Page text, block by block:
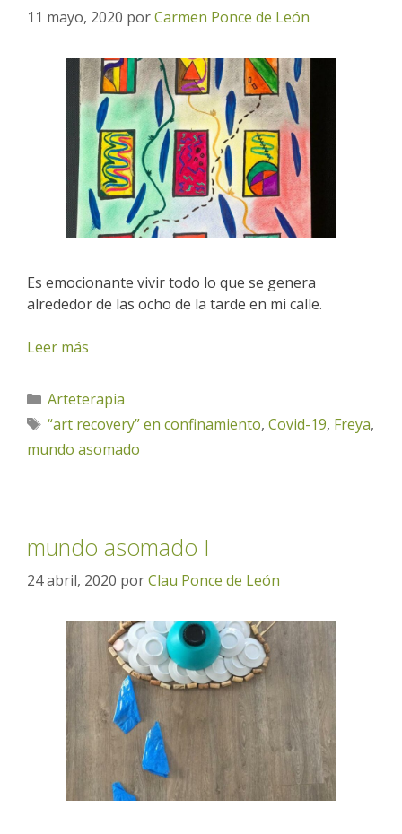
11 mayo, 2020 porCarmen Ponce de León
Es emocionante vivir todo lo que se genera
alrededor de las ocho de la tarde en mi calle.
Leer más
Categorías
Arteterapia
Etiquetas
“art recovery” en confinamiento, Covid-19, Freya,
mundo asomado
mundo asomado I
24 abril, 2020 porClau Ponce de León